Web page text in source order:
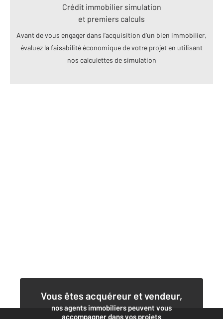
Crédit immobilier simulation
et premiers calculs
Avant de vous engager dans l’acquisition d’un bien immobilier,
évaluez la faisabilité économique de votre projet en utilisant
nos calculettes de simulation
Vous êtes acquéreur et vendeur,
nos agents immobiliers peuvent vous
accompagner dans vos projets